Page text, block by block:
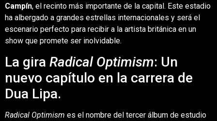
Campín, el recinto más importante de la capital. Este estadio
ha albergado a grandes estrellas internacionales y será el
escenario perfecto para recibir a la artista británica en un
show que promete ser inolvidable.
La gira Radical Optimism: Un
nuevo capítulo en la carrera de
Dua Lipa.
Radical Optimism es el nombre del tercer álbum de estudio